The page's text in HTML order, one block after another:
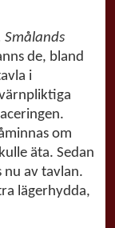
Smålands
de, bland
i
om
äta. Sedan
nu av tavlan.
lägerhydda,